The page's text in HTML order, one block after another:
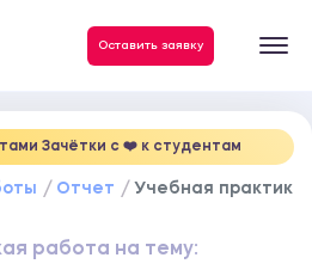
Оставить заявку
Зачётки c ❤️ к студентам
Отчет Учебная практика
работа на тему: